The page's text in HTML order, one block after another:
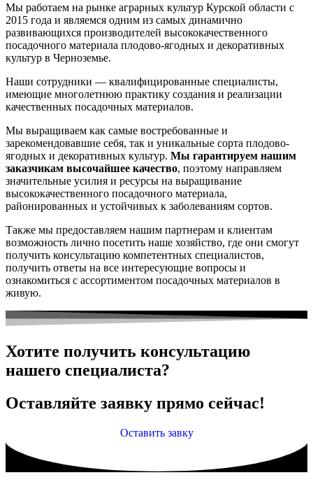
Мы работаем на рынке аграрных культур Курской области с
2015 года и являемся одним из самых динамично
развивающихся производителей высококачественного
посадочного материала плодово-ягодных и декоративных
культур в Черноземье.
Наши сотрудники — квалифицированные специалисты,
имеющие многолетнюю практику создания и реализации
качественных посадочных материалов.
Мы выращиваем как самые востребованные и
зарекомендовавшие себя, так и уникальные сорта плодово-
ягодных и декоративных культур. Мы гарантируем нашим
заказчикам высочайшее качество, поэтому направляем
значительные усилия и ресурсы на выращивание
высококачественного посадочного материала,
районированных и устойчивых к заболеваниям сортов.
Также мы предоставляем нашим партнерам и клиентам
возможность лично посетить наше хозяйство, где они смогут
получить консультацию компетентных специалистов,
получить ответы на все интересующие вопросы и
ознакомиться с ассортиментом посадочных материалов в
живую.
Хотите получить консультацию
нашего специалиста?
Оставляйте заявку прямо сейчас!
Оставить завку